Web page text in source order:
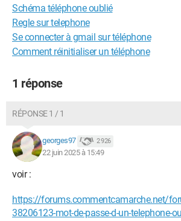
Schéma téléphone oublié
Regle sur telephone
Se connecter à gmail sur téléphone
Comment réinitialiser un téléphone
1 réponse
RÉPONSE 1 / 1
georges97 2 926
22 juin 2025 à 15:49
voir :
https://forums.commentcamarche.net/
38206123-mot-de-passe-d-un-telephone-